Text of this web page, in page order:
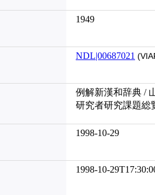
1949
NDL|00687021
例解新漢和辞典 /
研究者研究課題総
1998-10-29
1998-10-